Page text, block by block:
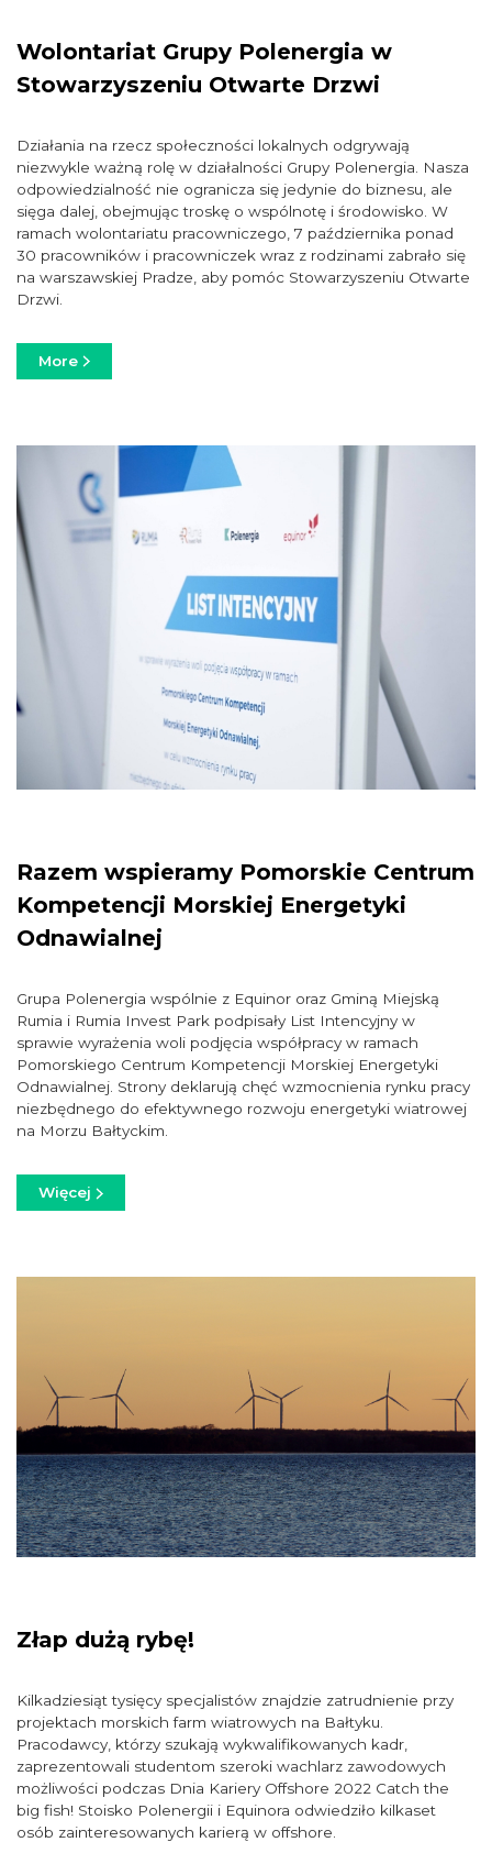
Wolontariat Grupy Polenergia w
Stowarzyszeniu Otwarte Drzwi
Działania na rzecz społeczności lokalnych odgrywają
niezwykle ważną rolę w działalności Grupy Polenergia. Nasza
odpowiedzialność nie ogranicza się jedynie do biznesu, ale
sięga dalej, obejmując troskę o wspólnotę i środowisko. W
ramach wolontariatu pracowniczego, 7 października ponad
30 pracowników i pracowniczek wraz z rodzinami zabrało się
na warszawskiej Pradze, aby pomóc Stowarzyszeniu Otwarte
Drzwi.
More
Razem wspieramy Pomorskie Centrum
Kompetencji Morskiej Energetyki
Odnawialnej
Grupa Polenergia wspólnie z Equinor oraz Gminą Miejską
Rumia i Rumia Invest Park podpisały List Intencyjny w
sprawie wyrażenia woli podjęcia współpracy w ramach
Pomorskiego Centrum Kompetencji Morskiej Energetyki
Odnawialnej. Strony deklarują chęć wzmocnienia rynku pracy
niezbędnego do efektywnego rozwoju energetyki wiatrowej
na Morzu Bałtyckim.
Więcej
Złap dużą rybę!
Kilkadziesiąt tysięcy specjalistów znajdzie zatrudnienie przy
projektach morskich farm wiatrowych na Bałtyku.
Pracodawcy, którzy szukają wykwalifikowanych kadr,
zaprezentowali studentom szeroki wachlarz zawodowych
możliwości podczas Dnia Kariery Offshore 2022 Catch the
big fish! Stoisko Polenergii i Equinora odwiedziło kilkaset
osób zainteresowanych karierą w offshore.